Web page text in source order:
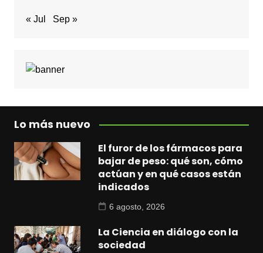
« Jul Sep »
Lo más nuevo
El furor de los fármacos para
bajar de peso: qué son, cómo
actúan y en qué casos están
indicados
6 agosto, 2026
La Ciencia en diálogo con la
sociedad